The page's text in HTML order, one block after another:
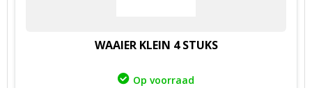
WAAIER KLEIN 4 STUKS
Op voorraad